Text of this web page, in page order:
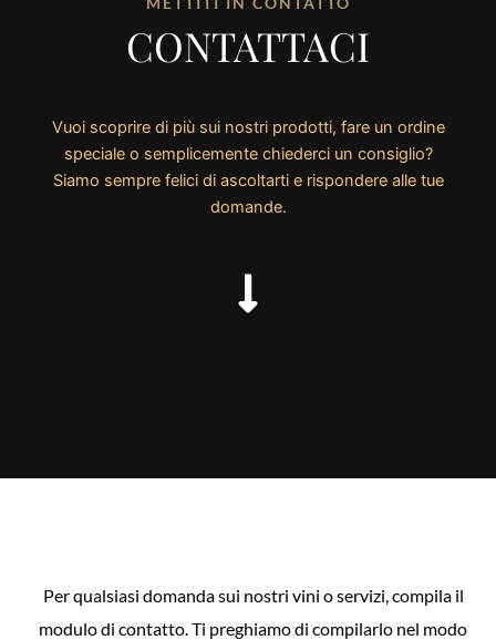
CONTATTACI
Vuoi scoprire di più sui nostri prodotti, fare un ordine
speciale o semplicemente chiederci un consiglio?
Siamo sempre felici di ascoltarti e rispondere alle tue
domande.
Per qualsiasi domanda sui nostri vini o servizi, compila il
modulo di contatto. Ti preghiamo di compilarlo nel modo